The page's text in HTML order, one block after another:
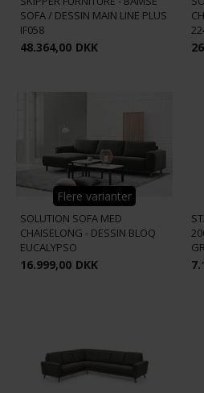
SOFA / DESSIN MAIN LINE PLUS
IF058
48.364,00 DKK
Flere varianter
SOLUTION SOFA MED
CHAISELONG - DESSIN BLOQ
EUCALYPSO
16.999,00 DKK